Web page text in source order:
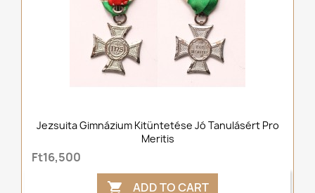
Jezsuita Gimnázium Kitüntetése Jó Tanulásért Pro
Meritis
Ft16,500
 ADD TO CART